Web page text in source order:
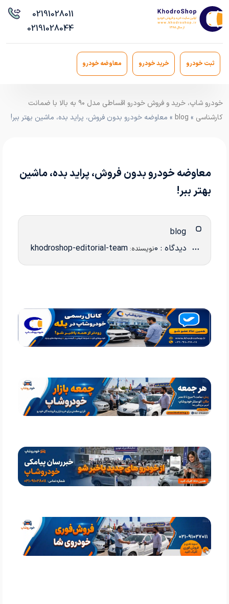
02191028011
02191028044
ثبت خودرو خرید خودرو معاوضه خودرو
خودرو شاپ، خرید و فروش خودرو اقساطی مدل ۹۰ به بالا با ضمانت
کارشناسی »
blog » معاوضه خودرو بدون فروش، پراید بده، ماشین بهتر ببر!
معاوضه خودرو بدون فروش، پراید بده، ماشین
بهتر ببر!
دیدگاه : 0 نویسنده: khodroshop-editorial-team